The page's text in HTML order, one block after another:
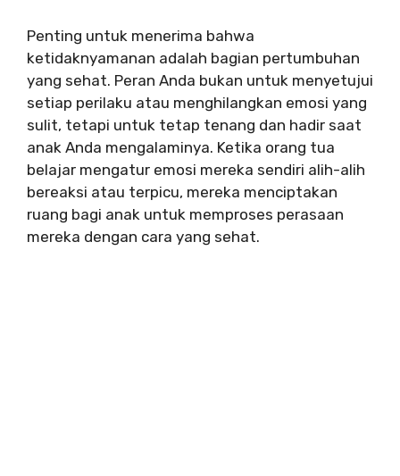
Penting untuk menerima bahwa
ketidaknyamanan adalah bagian pertumbuhan
yang sehat. Peran Anda bukan untuk menyetujui
setiap perilaku atau menghilangkan emosi yang
sulit, tetapi untuk tetap tenang dan hadir saat
anak Anda mengalaminya. Ketika orang tua
belajar mengatur emosi mereka sendiri alih-alih
bereaksi atau terpicu, mereka menciptakan
ruang bagi anak untuk memproses perasaan
mereka dengan cara yang sehat.